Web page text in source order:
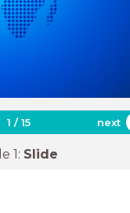
1 /15 next
1: Slide